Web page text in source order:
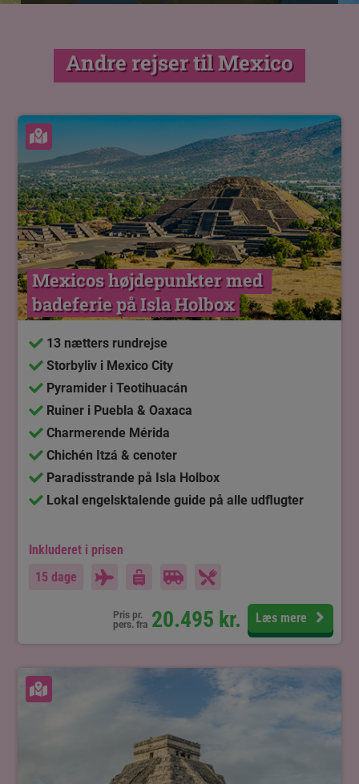
Andre rejser til Mexico
Mexicos højdepunkter med
badeferie på Isla Holbox
13 nætters rundrejse
Storbyliv i Mexico City
Pyramider i Teotihuacán
Ruiner i Puebla & Oaxaca
Charmerende Mérida
Chichén Itzá & cenoter
Paradisstrande på Isla Holbox
Lokal engelsktalende guide på alle udflugter
Inkluderet i prisen
15 dage
Pris pr.
pers. fra 20.495 kr. Læs mere